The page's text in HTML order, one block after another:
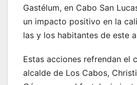
Gastélum, en Cabo San
un impacto positivo en la
las y los habitantes de este
Estas acciones refrendan el
alcalde de Los Cabos,